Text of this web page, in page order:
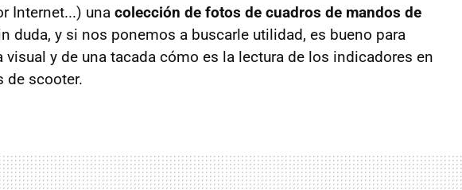
Internet...) una colección de fotos de cuadros de mandos de
duda, y si nos ponemos a buscarle utilidad, es bueno para
y de una tacada cómo es la lectura de los indicadores en
de scooter.